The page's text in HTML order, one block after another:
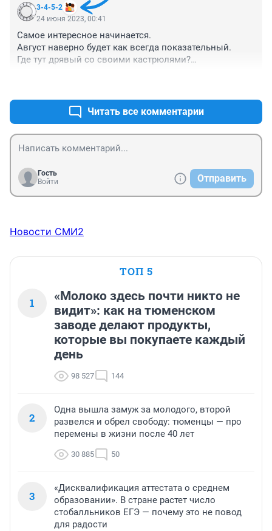
3-4-5-2
24 июня 2023, 00:41
Самое интересное начинается.
Август наверно будет как всегда показательный.
Где тут дрявый со своими кастрюлями?
Читать все комментарии
Гость
Войти
Отправить
Новости СМИ2
ТОП 5
1
«Молоко здесь почти никто не
видит»: как на тюменском
заводе делают продукты,
которые вы покупаете каждый
день
98 527 144
2
Одна вышла замуж за молодого, второй
развелся и обрел свободу: тюменцы — про
перемены в жизни после 40 лет
30 885 50
3
«Дисквалификация аттестата о среднем
образовании». В стране растет число
стобалльников ЕГЭ — почему это не повод
для радости